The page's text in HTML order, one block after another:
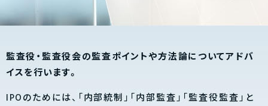
監査役・監査役会の監査ポイントや方法論についてアドバ
イスを行います。
IPOのためには、「内部統制」「内部監査」「監査役監査」と